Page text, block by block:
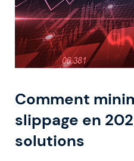
Comment
slippage en
solutions